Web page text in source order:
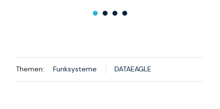
Themen: Funksysteme DATAEAGLE